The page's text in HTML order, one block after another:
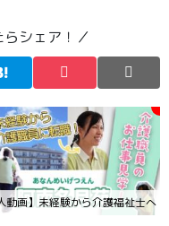
シェア！／
動画】未経験から介護福祉士へ